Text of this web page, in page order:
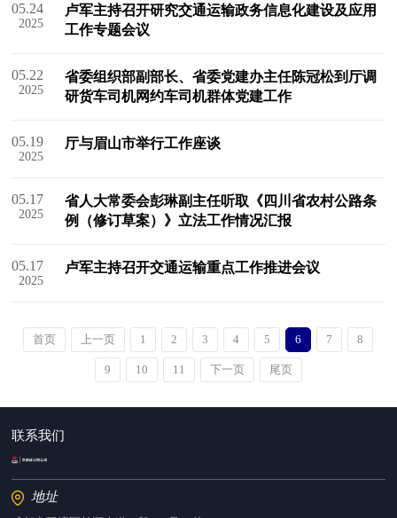
05.24
2025
卢军主持召开研究交通运输政务信息化建设及应用
工作专题会议
05.22
2025
省委组织部副部长、省委党建办主任陈冠松到厅调
研货车司机网约车司机群体党建工作
05.19
2025
厅与眉山市举行工作座谈
05.17
2025
省人大常委会彭琳副主任听取《四川省农村公路条
例（修订草案）》立法工作情况汇报
05.17
2025
卢军主持召开交通运输重点工作推进会议
首页 上一页 1 2 3 4 5 6 7 8
9 10 11 下一页 尾页
联系我们
地址